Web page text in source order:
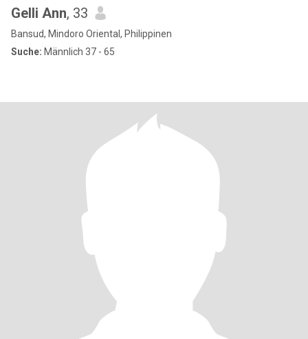
Gelli Ann, 33
Bansud, Mindoro Oriental, Philippinen
Suche: Männlich 37 - 65